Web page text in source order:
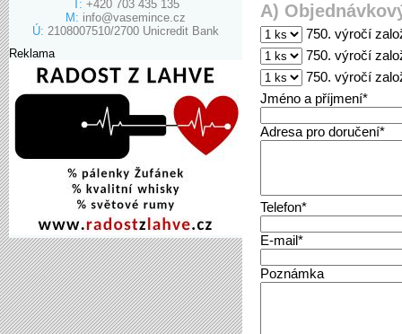
T: +420 703 435 135
M: info@vasemince.cz
Ú: 2108007510/2700 Unicredit Bank
Reklama
A)
750. výročí
750. výročí
750. výročí
Jméno a příjmení*
Adresa pro doručení*
Telefon*
E-mail*
Poznámka